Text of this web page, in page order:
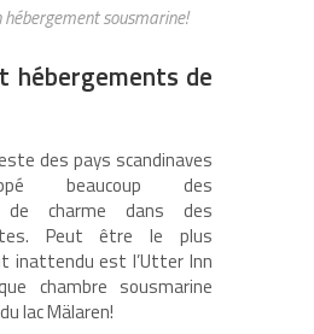
sousmarine!
hébergements de
des pays scandinaves
beaucoup des
de charme dans des
Peut être le plus
inattendu est l’Utter Inn
chambre sousmarine
lac Mälaren!